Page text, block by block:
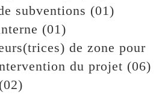
subventions (01)
(01)
de zone pour
du projet (06)